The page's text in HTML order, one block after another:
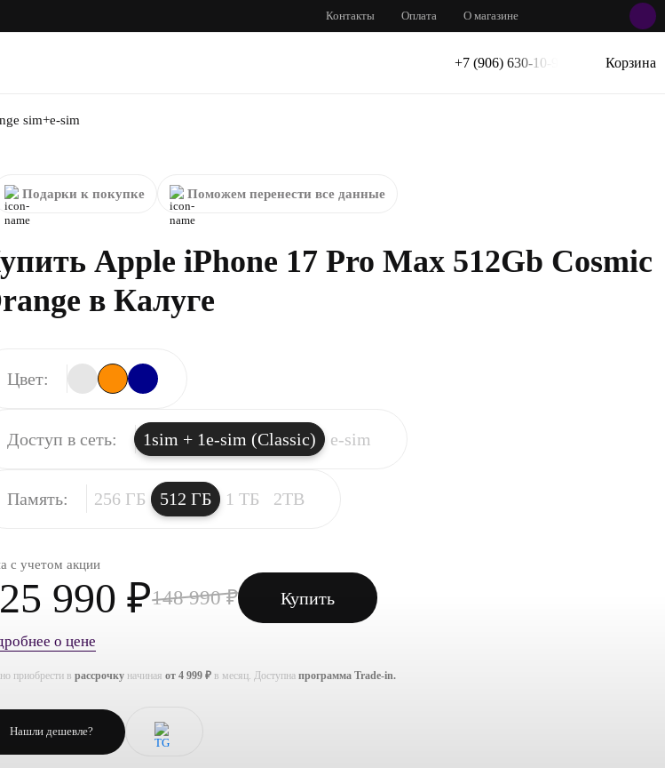
Контакты Оплата О магазине
+7 (906) 630-10-91 Корзина
sim+e-sim
Подарки к покупке Поможем перенести все данные
Apple iPhone 17 Pro Max 512Gb Cosmic
в Калуге
Цвет:
Доступ в сеть: 1sim + 1e-sim (Classic) e-sim
Память: 256 ГБ 512 ГБ 1 ТБ 2TB
с учетом акции
990 ₽148 990 ₽ Купить
о цене
приобрести в рассрочку начиная от 4 999 ₽ в месяц. Доступна программа Trade-in.
Нашли дешевле?